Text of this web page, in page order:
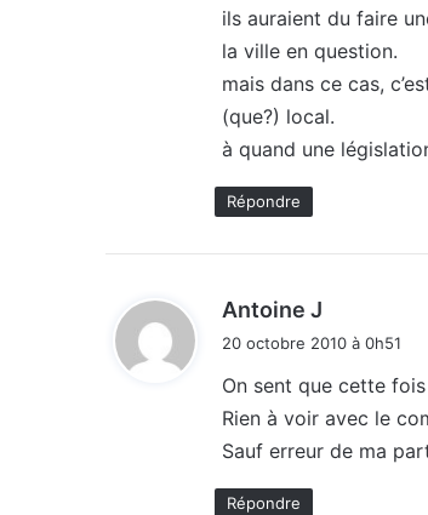
ils auraient du faire
la ville en question.
mais dans ce cas,
(que?) local.
à quand une
Répondre
Antoine J
i
:
20 octobre 2010 à 0h51
On sent que cette
Rien à voir avec le
Sauf erreur de ma
Répondre